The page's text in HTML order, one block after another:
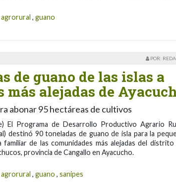
agrorural , guano
POR:
de guano de las islas a
más alejadas de
abonar 95 hectáreas de cultivos
El Programa de Desarrollo Productivo Agrario
destinó 90 toneladas de guano de isla para la
familiar de las comunidades más alejadas del distrito
provincia de Cangallo en Ayacucho.
agrorural , guano , sanipes